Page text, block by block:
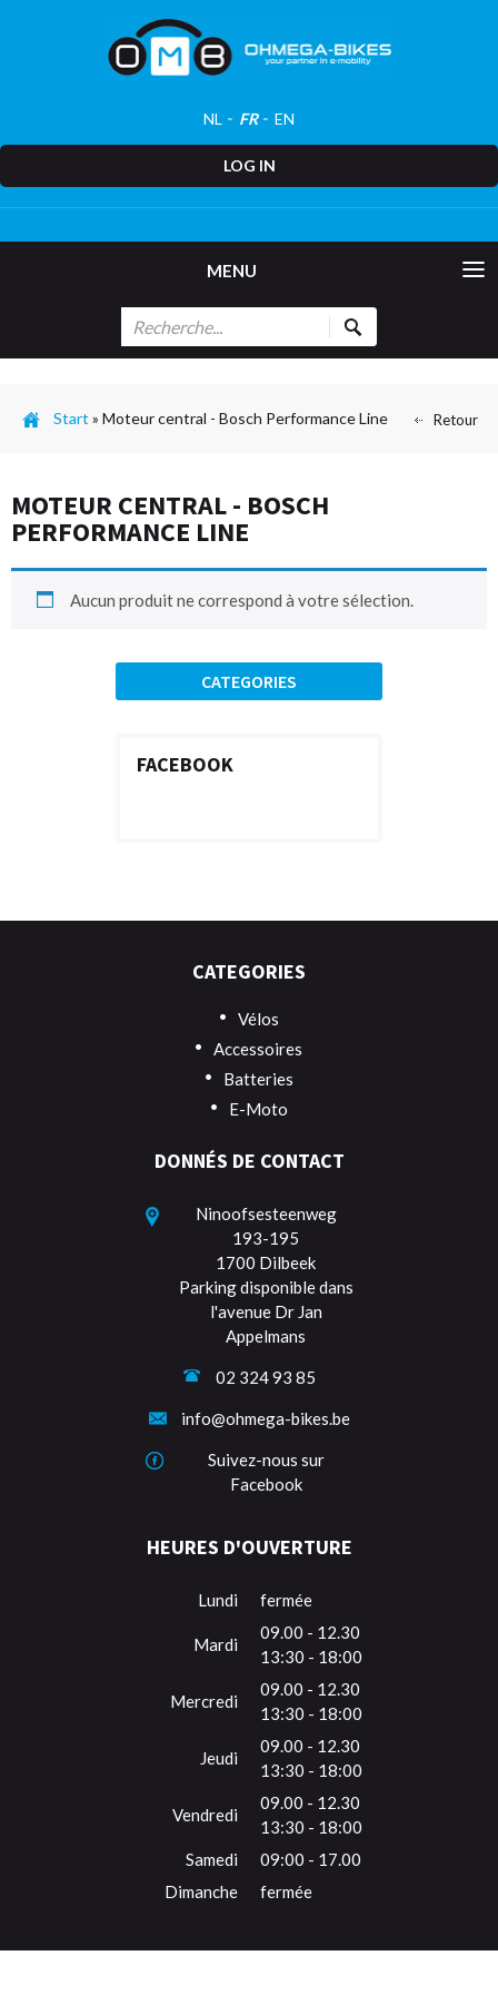
NL FR EN
LOG IN
MENU
Start » Moteur central - Bosch Performance Line
CATEGORIES
FACEBOOK
MOTEUR CENTRAL - BOSCH
PERFORMANCE LINE
Aucun produit ne correspond à votre sélection.
CATEGORIES
Vélos
Accessoires
Batteries
E-Moto
DONNÉS DE CONTACT
Ninoofsesteenweg
193-195
1700 Dilbeek
Parking disponible dans
l'avenue Dr Jan
Appelmans
02 324 93 85
info@ohmega-bikes.be
Suivez-nous sur
Facebook
HEURES D'OUVERTURE
Lundi fermée
Mardi
09.00 - 12.30
13:30 - 18:00
Mercredi
09.00 - 12.30
13:30 - 18:00
Jeudi
09.00 - 12.30
13:30 - 18:00
Vendredi
09.00 - 12.30
13:30 - 18:00
Samedi
09:00 - 17.00
Dimanche
fermée